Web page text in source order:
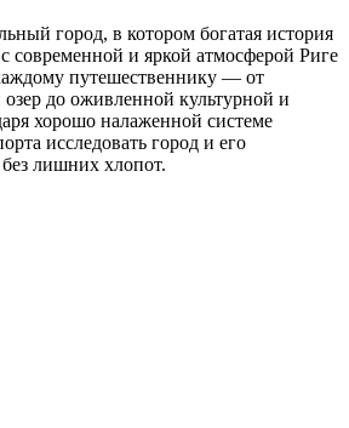
город, в котором богатая история
современной и яркой атмосферой Риге
путешественнику — от
до оживленной культурной и
хорошо налаженной системе
исследовать город и его
лишних хлопот.